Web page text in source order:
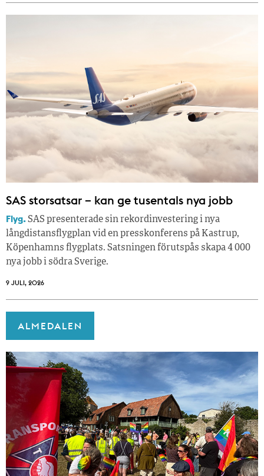
SAS storsatsar – kan ge tusentals nya jobb
Flyg.SAS presenterade sin rekordinvestering i nya
långdistansflygplan vid en presskonferens på Kastrup,
Köpenhamns flygplats. Satsningen förutspås skapa 4 000
nya jobb i södra Sverige.
9 JULI, 2026
ALMEDALEN